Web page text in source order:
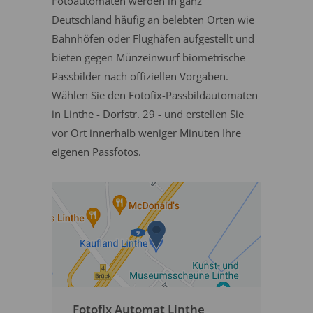
Deutschland häufig an belebten Orten wie
Bahnhöfen oder Flughäfen aufgestellt und
bieten gegen Münzeinwurf biometrische
Passbilder nach offiziellen Vorgaben.
Wählen Sie den Fotofix-Passbildautomaten
in Linthe - Dorfstr. 29 - und erstellen Sie
vor Ort innerhalb weniger Minuten Ihre
eigenen Passfotos.
Fotofix Automat Linthe